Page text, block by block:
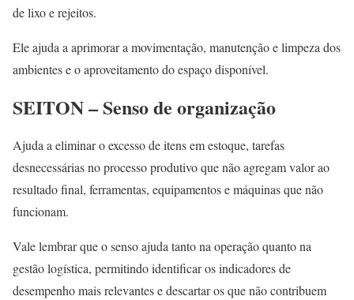
de lixo e rejeitos.
Ele ajuda a aprimorar a movimentação, manutenção e limpeza dos
ambientes e o aproveitamento do espaço disponível.
SEITON – Senso de organização
Ajuda a eliminar o excesso de itens em estoque, tarefas
desnecessárias no processo produtivo que não agregam valor ao
resultado final, ferramentas, equipamentos e máquinas que não
funcionam.
Vale lembrar que o senso ajuda tanto na operação quanto na
gestão logística, permitindo identificar os indicadores de
desempenho mais relevantes e descartar os que não contribuem